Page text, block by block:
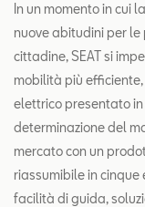
In un momento in cui
nuove abitudini per le
cittadine, SEAT si
mobilità più
elettrico presentato in
determinazione del
mercato con un
riassumibile in
facilità di guida,